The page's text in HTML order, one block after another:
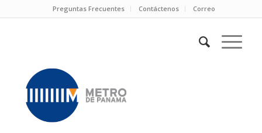
Preguntas Frecuentes Contáctenos Correo